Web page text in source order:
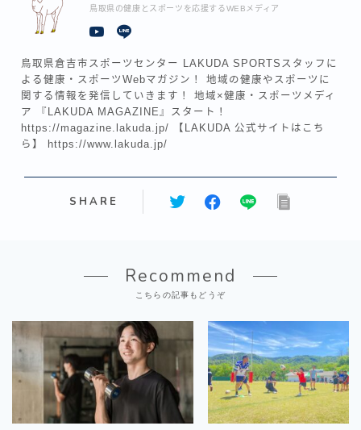
鳥取県の健康とスポーツを応援するWEBメディア
鳥取県倉吉市スポーツセンター LAKUDA SPORTSスタッフに
よる健康・スポーツWebマガジン！ 地域の健康やスポーツに
関する情報を発信していきます！ 地域×健康・スポーツメディ
ア 『LAKUDA MAGAZINE』スタート！
https://magazine.lakuda.jp/ 【LAKUDA 公式サイトはこち
ら】 https://www.lakuda.jp/
SHARE
Recommend
こちらの記事もどうぞ